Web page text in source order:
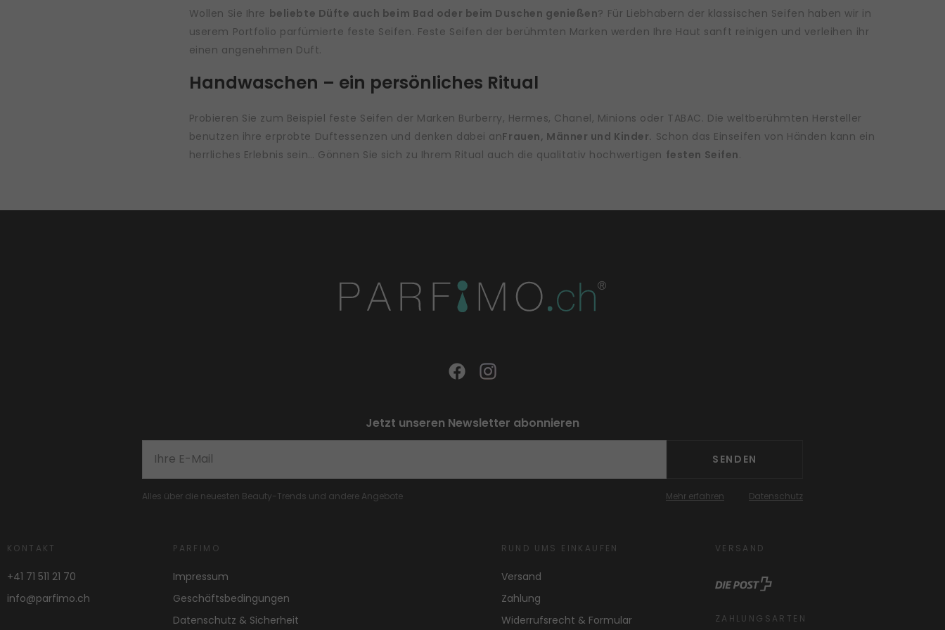
Wollen Sie Ihre beliebte Düfte auch beim Bad oder beim Duschen genießen? Für Liebhabern der klassischen Seifen haben wir in
userem Portfolio parfümierte feste Seifen. Feste Seifen der berühmten Marken werden Ihre Haut sanft reinigen und verleihen ihr
einen angenehmen Duft.
Handwaschen – ein persönliches Ritual
Probieren Sie zum Beispiel feste Seifen der Marken Burberry, Hermes, Chanel, Minions oder TABAC. Die weltberühmten Hersteller
benutzen ihre erprobte Duftessenzen und denken dabei anFrauen, Männer und Kinder. Schon das Einseifen von Händen kann ein
herrliches Erlebnis sein… Gönnen Sie sich zu Ihrem Ritual auch die qualitativ hochwertigen festen Seifen.
Jetzt unseren Newsletter abonnieren
SENDEN
Alles über die neuesten Beauty-Trends und andere Angebote Mehr erfahren Datenschutz
PARFIMO
Impressum
Geschäftsbedingungen
Datenschutz & Sicherheit
RUND UMS EINKAUFEN
Versand
Zahlung
Widerrufsrecht & Formular
VERSAND
ZAHLUNGSARTEN
KONTAKT
+41 71 511 21 70
info@parfimo.ch